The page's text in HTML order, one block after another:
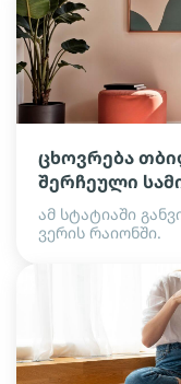
ცხოვრება
შერჩეული
ამ სტატიაში
ვერის რაიონში.